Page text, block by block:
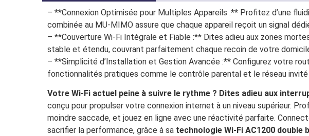
– **Connexion Optimisée pour Multiples Appareils :** Profitez d’une
combinée au MU-MIMO assure que chaque appareil reçoit un signal
– **Couverture Wi-Fi Intégrale et Fiable :** Dites adieu aux zones
stable et étendu, couvrant parfaitement chaque recoin de votre
– **Simplicité d’Installation et Gestion Avancée :** Configurez votre
fonctionnalités pratiques comme le contrôle parental et le réseau
Votre Wi-Fi actuel peine à suivre le rythme ? Dites adieu aux
conçu pour propulser votre connexion internet à un niveau supérieur.
moindre saccade, et jouez en ligne avec une réactivité parfaite.
sacrifier la performance, grâce à sa technologie Wi-Fi AC1200 double